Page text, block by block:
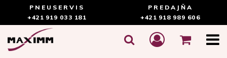
PNEUSERVIS
+421 919 033 181
PREDAJŇA
+421 918 989 606